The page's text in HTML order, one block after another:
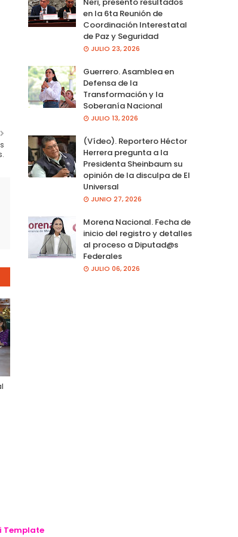
en la 6ta Reunión de
Coordinación Interestatal
de Paz y Seguridad
JULIO 23, 2026
Guerrero. Asamblea en
Defensa de la
Transformación y la
Soberanía Nacional
JULIO 13, 2026
(Vídeo). Reportero Héctor
Herrera pregunta a la
Presidenta Sheinbaum su
opinión de la disculpa de El
Universal
JUNIO 27, 2026
Morena Nacional. Fecha de
inicio del registro y detalles
al proceso a Diputad@s
Federales
JULIO 06, 2026
Template